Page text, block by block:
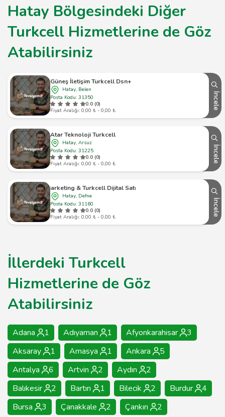
Hatay Bölgesindeki Diğer
Turkcell Hizmetlerine de Göz
Atabilirsiniz
Güneş İletişim Turkcell Dsn+
Hatay, Belen
Posta Kodu: 31350
0.0 (0)
Fiyat Aralığı: 0,00 ₺ - 0,00 ₺
İncele
Atar Teknoloji Turkcell
Hatay, Arsuz
Posta Kodu: 31225
0.0 (0)
Fiyat Aralığı: 0,00 ₺ - 0,00 ₺
İncele
Phone Marketing & Turkcell Dijital Satış Noktası Plus
Hatay, Defne
Posta Kodu: 31160
0.0 (0)
Fiyat Aralığı: 0,00 ₺ - 0,00 ₺
İncele
İllerdeki Turkcell
Hizmetlerine de Göz
Atabilirsiniz
Adana 1 Adıyaman 1 Afyonkarahisar
3
Aksaray
1 Amasya 1 Ankara
5
Antalya
6 Artvin 2 Aydın
2
Balıkesir
2 Bartın 1 Bilecik 2 Burdur
4
Bursa
3 Çanakkale 2 Çankırı
2